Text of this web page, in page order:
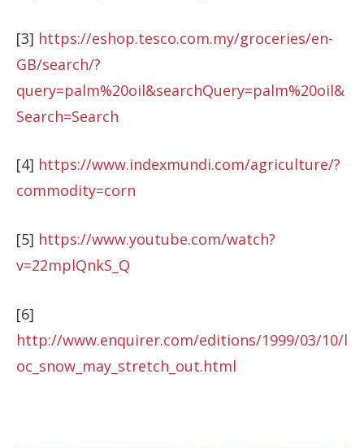
[3] https://eshop.tesco.com.my/groceries/en-
GB/search/?
query=palm%20oil&searchQuery=palm%20oil&
Search=Search
[4] https://www.indexmundi.com/agriculture/?
commodity=corn
[5] https://www.youtube.com/watch?
v=22mplQnkS_Q
[6]
http://www.enquirer.com/editions/1999/03/10/l
oc_snow_may_stretch_out.html